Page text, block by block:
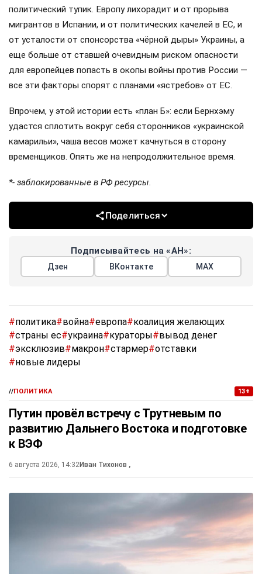
политический тупик. Европу лихорадит и от прорыва
мигрантов в Испании, и от политических качелей в ЕС, и
от усталости от спонсорства «чёрной дыры» Украины, а
еще больше от ставшей очевидным риском опасности
для европейцев попасть в окопы войны против России —
все эти факторы спорят с планами «ястребов» от ЕС.
Впрочем, у этой истории есть «план Б»: если Бернхэму
удастся сплотить вокруг себя сторонников «украинской
камарильи», чаша весов может качнуться в сторону
временщиков. Опять же на непродолжительное время.
*- заблокированные в РФ ресурсы.
Поделиться
Подписывайтесь на «АН»:
Дзен ВКонтакте МАХ
#политика#война#европа#коалиция желающих
#страны ес#украина#кураторы#вывод денег
#эксклюзив#макрон#стармер#отставки
#новые лидеры
//ПОЛИТИКА 13+
Путин провёл встречу с Трутневым по
развитию Дальнего Востока и подготовке
к ВЭФ
6 августа 2026, 14:32Иван Тихонов ,